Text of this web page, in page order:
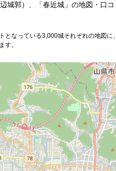
城郭）、「春近城」の地図・口コ
となっている3,000城それぞれの地図に、
す。